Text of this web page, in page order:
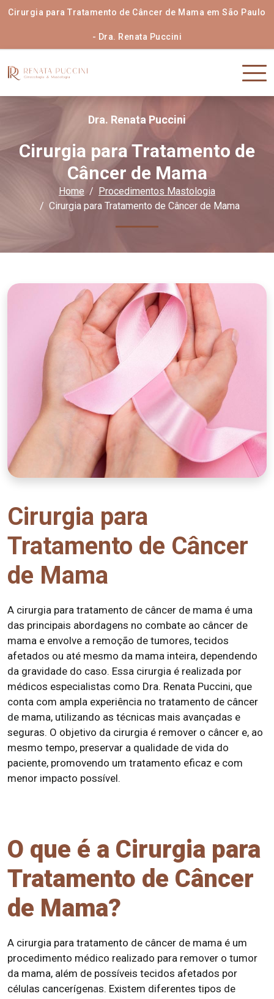
Cirurgia para Tratamento de Câncer de Mama em São Paulo
- Dra. Renata Puccini
Dra. Renata Puccini
Cirurgia para Tratamento de
Câncer de Mama
Home
Procedimentos Mastologia
Cirurgia para Tratamento de Câncer de Mama
Cirurgia para
Tratamento de Câncer
de Mama
A cirurgia para tratamento de câncer de mama é uma
das principais abordagens no combate ao câncer de
mama e envolve a remoção de tumores, tecidos
afetados ou até mesmo da mama inteira, dependendo
da gravidade do caso. Essa cirurgia é realizada por
médicos especialistas como Dra. Renata Puccini, que
conta com ampla experiência no tratamento de câncer
de mama, utilizando as técnicas mais avançadas e
seguras. O objetivo da cirurgia é remover o câncer e, ao
mesmo tempo, preservar a qualidade de vida do
paciente, promovendo um tratamento eficaz e com
menor impacto possível.
O que é a Cirurgia para
Tratamento de Câncer
de Mama?
A cirurgia para tratamento de câncer de mama é um
procedimento médico realizado para remover o tumor
da mama, além de possíveis tecidos afetados por
células cancerígenas. Existem diferentes tipos de